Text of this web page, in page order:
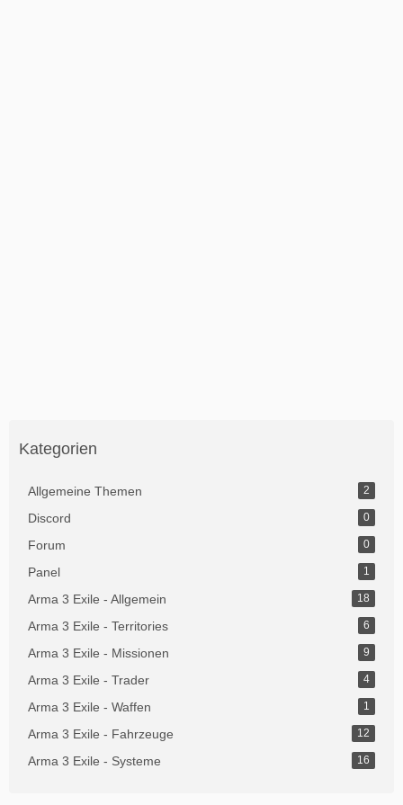
Kategorien
Allgemeine Themen 2
Discord 0
Forum 0
Panel 1
Arma 3 Exile - Allgemein 18
Arma 3 Exile - Territories 6
Arma 3 Exile - Missionen 9
Arma 3 Exile - Trader 4
Arma 3 Exile - Waffen 1
Arma 3 Exile - Fahrzeuge 12
Arma 3 Exile - Systeme 16